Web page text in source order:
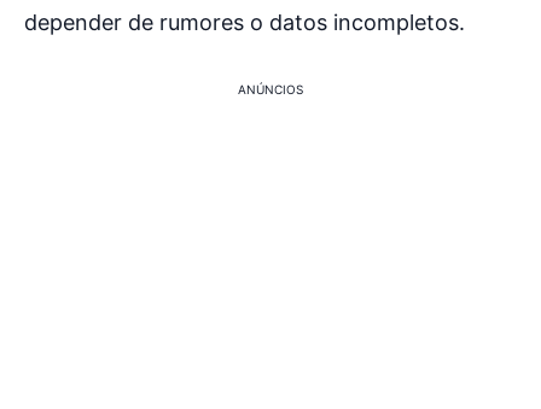
depender de rumores o datos incompletos.
ANÚNCIOS